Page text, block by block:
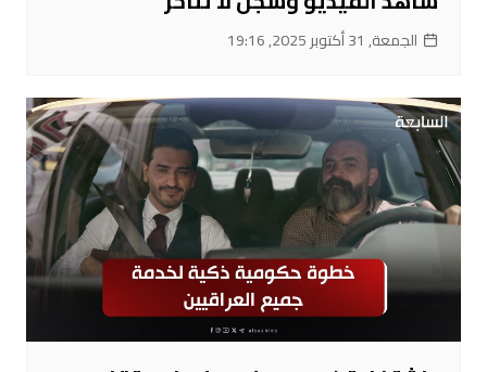
الجمعة, 31 أكتوبر 2025, 19:16